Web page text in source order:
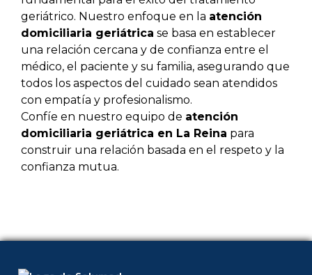
geriátrico. Nuestro enfoque en la atención
domiciliaria geriátrica se basa en establecer
una relación cercana y de confianza entre el
médico, el paciente y su familia, asegurando que
todos los aspectos del cuidado sean atendidos
con empatía y profesionalismo.
Confíe en nuestro equipo de atención
domiciliaria geriátrica en La Reina para
construir una relación basada en el respeto y la
confianza mutua.